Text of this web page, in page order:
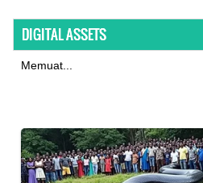
DIGITAL ASSETS
Memuat...